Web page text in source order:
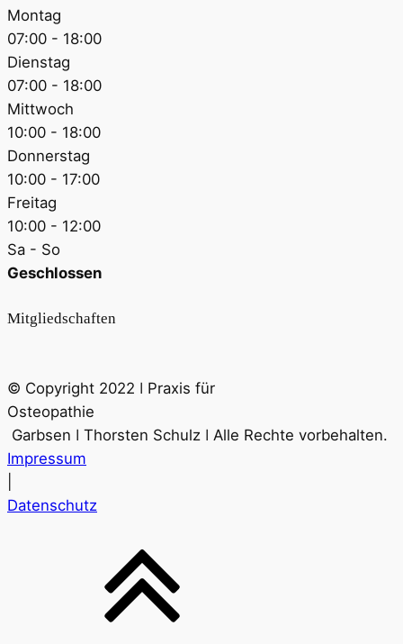
Montag
07:00 - 18:00
Dienstag
07:00 - 18:00
Mittwoch
10:00 - 18:00
Donnerstag
10:00 - 17:00
Freitag
10:00 - 12:00
Sa - So
Geschlossen
Mitgliedschaften
© Copyright 2022 ǀ Praxis für
Osteopathie
Garbsen ǀ Thorsten Schulz ǀ Alle Rechte vorbehalten.
Impressum
Datenschutz